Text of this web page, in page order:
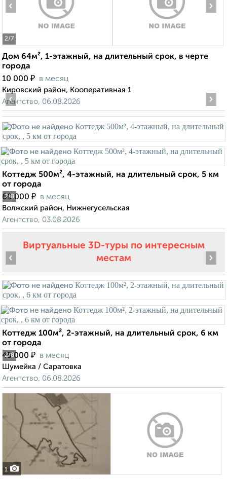
2/7
‹ ›
Дом 64м², 1-этажный, на длительный срок, в черте
города
10 000 ₽ в месяц
Кировский район, Кооперативная 1
Агентство, 06.08.2026
2/8
‹ ›
Коттедж 500м², 4-этажный, на длительный срок, 5 км
от города
60 000 ₽ в месяц
Волжский район, Нижнегусельская
Агентство, 03.08.2026
Виртуальные 3D-туры по интересным
местам
2/8
‹ ›
Коттедж 100м², 2-этажный, на длительный срок, 6 км
от города
45 000 ₽ в месяц
Шумейка / Саратовка
Агентство, 06.08.2026
1